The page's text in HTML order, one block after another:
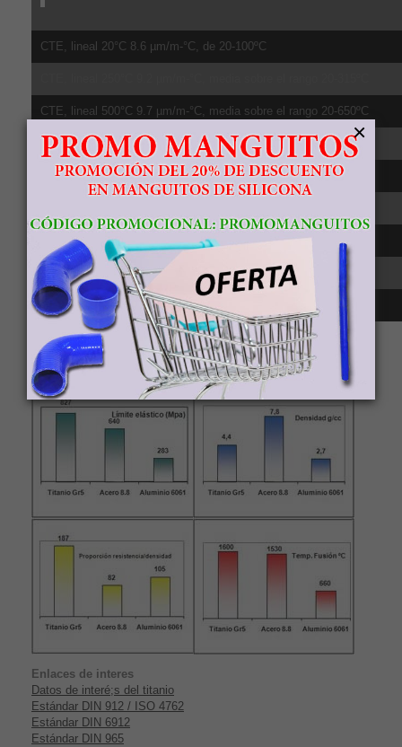
CTE, lineal 20°C 8.6 µm/m-°C, de 20-100ºC
CTE, lineal 500°C 9.7 µm/m-°C, media sobre el rango 20-650ºC
Calor específico 0.5263 J/g-°C
Conductividad té;rmica 6.7 W/m-K
Sólido 1604 °C
Líquido 1660 °C
Transición beta 980 °C
Comparativaresistencia, densidad, relación resistencia-
densidad y punto de fusión del material Titanio Grado 5 frente al
aluminio 6061 y acero 8.8
Enlaces de interes
Datos de interé;s del titanio
Estándar DIN 912 / ISO 4762
Estándar DIN 6912
Estándar DIN 965
×